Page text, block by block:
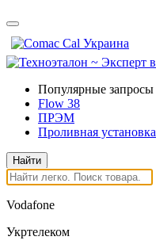
Популярные запросы
Flow 38
ПРЭМ
Проливная установка
Vodafone
Укртелеком